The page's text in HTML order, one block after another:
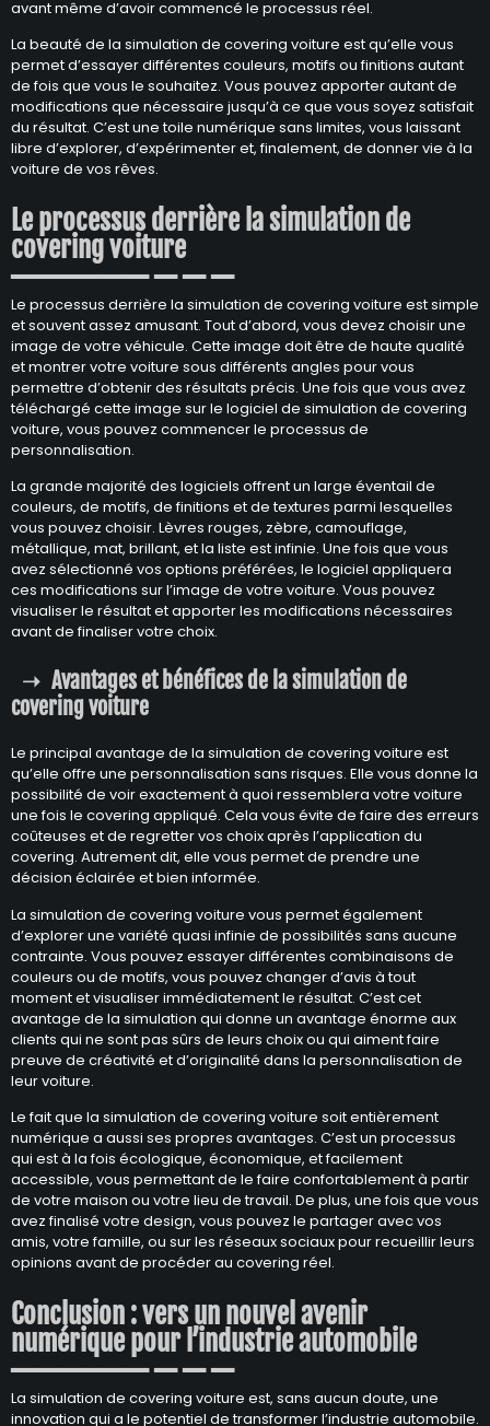
avant même d’avoir commencé le processus réel.
La beauté de la simulation de covering voiture est qu’elle vous
permet d’essayer différentes couleurs, motifs ou finitions autant
de fois que vous le souhaitez. Vous pouvez apporter autant de
modifications que nécessaire jusqu’à ce que vous soyez satisfait
du résultat. C’est une toile numérique sans limites, vous laissant
libre d’explorer, d’expérimenter et, finalement, de donner vie à la
voiture de vos rêves.
Le processus derrière la simulation de
covering voiture
Le processus derrière la simulation de covering voiture est simple
et souvent assez amusant. Tout d’abord, vous devez choisir une
image de votre véhicule. Cette image doit être de haute qualité
et montrer votre voiture sous différents angles pour vous
permettre d’obtenir des résultats précis. Une fois que vous avez
téléchargé cette image sur le logiciel de simulation de covering
voiture, vous pouvez commencer le processus de
personnalisation.
La grande majorité des logiciels offrent un large éventail de
couleurs, de motifs, de finitions et de textures parmi lesquelles
vous pouvez choisir. Lèvres rouges, zèbre, camouflage,
métallique, mat, brillant, et la liste est infinie. Une fois que vous
avez sélectionné vos options préférées, le logiciel appliquera
ces modifications sur l’image de votre voiture. Vous pouvez
visualiser le résultat et apporter les modifications nécessaires
avant de finaliser votre choix.
Avantages et bénéfices de la simulation de
covering voiture
Le principal avantage de la simulation de covering voiture est
qu’elle offre une personnalisation sans risques. Elle vous donne la
possibilité de voir exactement à quoi ressemblera votre voiture
une fois le covering appliqué. Cela vous évite de faire des erreurs
coûteuses et de regretter vos choix après l’application du
covering. Autrement dit, elle vous permet de prendre une
décision éclairée et bien informée.
La simulation de covering voiture vous permet également
d’explorer une variété quasi infinie de possibilités sans aucune
contrainte. Vous pouvez essayer différentes combinaisons de
couleurs ou de motifs, vous pouvez changer d’avis à tout
moment et visualiser immédiatement le résultat. C’est cet
avantage de la simulation qui donne un avantage énorme aux
clients qui ne sont pas sûrs de leurs choix ou qui aiment faire
preuve de créativité et d’originalité dans la personnalisation de
leur voiture.
Le fait que la simulation de covering voiture soit entièrement
numérique a aussi ses propres avantages. C’est un processus
qui est à la fois écologique, économique, et facilement
accessible, vous permettant de le faire confortablement à partir
de votre maison ou votre lieu de travail. De plus, une fois que vous
avez finalisé votre design, vous pouvez le partager avec vos
amis, votre famille, ou sur les réseaux sociaux pour recueillir leurs
opinions avant de procéder au covering réel.
Conclusion : vers un nouvel avenir
numérique pour l’industrie automobile
La simulation de covering voiture est, sans aucun doute, une
innovation qui a le potentiel de transformer l’industrie automobile.